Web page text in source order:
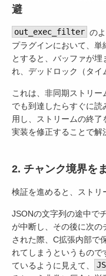
避
out_exec_filter の
プラグインにおいて、単
とすると、バッファが
れ、デッドロック（タイ
これは、非同期ストリ
でも到達したらすぐに読
用し、ストリームの終了
実装を修正することで解
2. チャンク境界を
検証を進めると、ストリ
JSONの文字列の途中で
が中断し、その後に次の
された際、C拡張内部で
れてしまうというもので
ているように見えて、